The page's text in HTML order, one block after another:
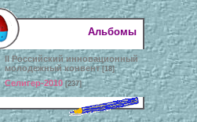
Альбомы
II Российский инновационный
молодежный конвент [18]
Селигер-2010 [237]